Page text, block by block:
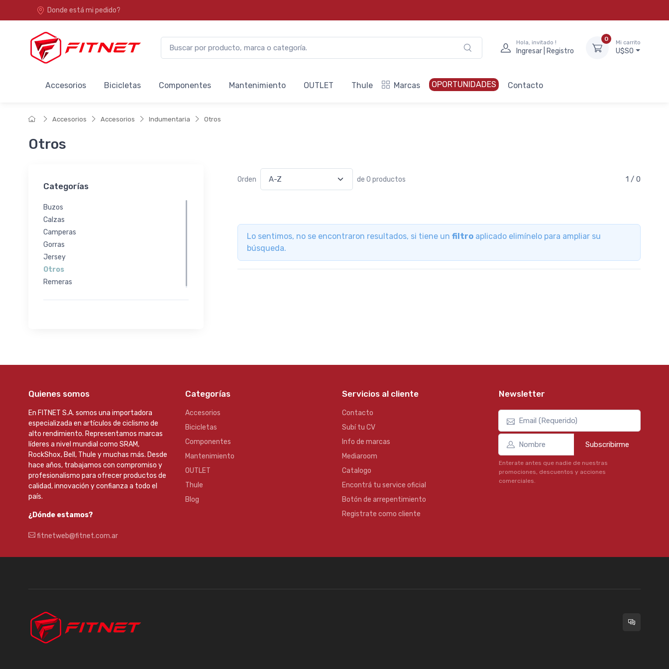
Donde está mi pedido?
Hola, invitado !
Ingresar | Registro
0
Mi carrito
U$S0
Accesorios Bicicletas Componentes Mantenimiento OUTLET Thule Marcas OPORTUNIDADES Contacto
Accesorios Accesorios Indumentaria Otros
Otros
Categorías
Buzos
Calzas
Camperas
Gorras
Jersey
Otros
Remeras
Orden de 0 productos 1 / 0
Lo sentimos, no se encontraron resultados, si tiene un filtro aplicado elimínelo para ampliar su
búsqueda.
Quienes somos
En FITNET S.A. somos una importadora
especializada en artículos de ciclismo de
alto rendimiento. Representamos marcas
líderes a nivel mundial como SRAM,
RockShox, Bell, Thule y muchas más. Desde
hace años, trabajamos con compromiso y
profesionalismo para ofrecer productos de
calidad, innovación y confianza a todo el
país.
¿Dónde estamos?
fitnetweb@fitnet.com.ar
Categorías
Accesorios
Bicicletas
Componentes
Mantenimiento
OUTLET
Thule
Blog
Servicios al cliente
Contacto
Subí tu CV
Info de marcas
Mediaroom
Catalogo
Encontrá tu service oficial
Botón de arrepentimiento
Registrate como cliente
Newsletter
Subscribirme
Enterate antes que nadie de nuestras
promociones, descuentos y acciones
comerciales.